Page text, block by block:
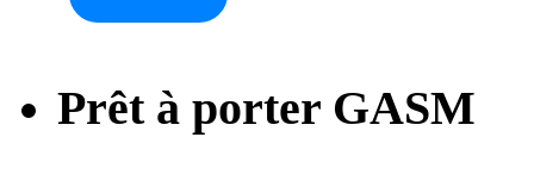
Prêt à porter GASM